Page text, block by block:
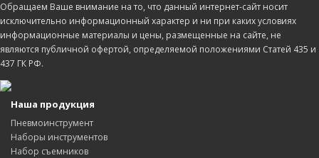
Обращаем Ваше внимание на то, что данный интернет-сайт носит
исключительно информационный характер и ни при каких условиях
информационные материалы и цены, размещенные на сайте, не
являются публичной офертой, определяемой положениями Статей 435 и
437 ГК РФ.
Наша продукция
Пневмоинструмент
Наборы инструментов
Набор съемников